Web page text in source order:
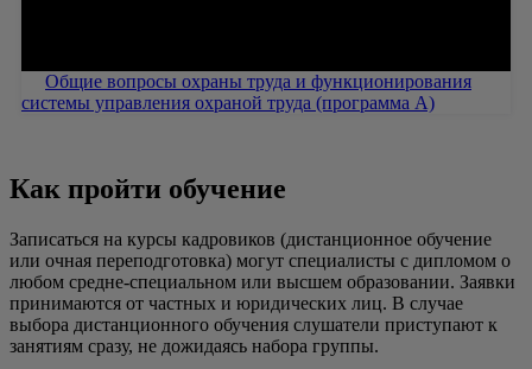
Общие вопросы охраны труда и функционирования
системы управления охраной труда (программа А)
Как пройти обучение
Записаться на курсы кадровиков (дистанционное обучение
или очная переподготовка) могут специалисты с дипломом о
любом средне-специальном или высшем образовании. Заявки
принимаются от частных и юридических лиц. В случае
выбора дистанционного обучения слушатели приступают к
занятиям сразу, не дожидаясь набора группы.